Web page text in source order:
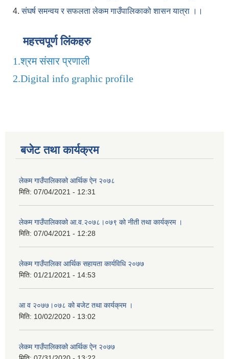
4.संघर्ष समन्वय र सफलता लेकम गाउँपालिकाको शासन यात्रा ।।
महत्त्वपूर्ण लिंकहरु
1.श्रम संसार प्रणाली
2.Digital info graphic profile
बजेट तथा कार्यक्रम
लेकम गाउँपालिकाको आर्थिक ऐन २०७८
मिति: 07/04/2021 - 12:31
लेकम गाउँपालिकाको आ.व.२०७८।०७९ को नीती तथा कार्यक्रम ।
मिति: 07/04/2021 - 12:28
लेकम गाउँपालिका आर्थिक सहायता कार्यविधि २०७७
मिति: 01/21/2021 - 14:53
आ व २०७७।०७८ को बजेट तथा कार्यक्रम ।
मिति: 10/02/2020 - 13:02
लेकम गाउँपालिकाको आर्थिक ऐन २०७७